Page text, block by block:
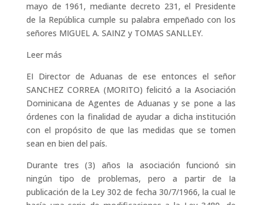
mayo de 1961, mediante decreto 231, el Presidente
de la República cumple su palabra empeñado con los
señores MIGUEL A. SAINZ y TOMAS SANLLEY.
Leer más
EI Director de Aduanas de ese entonces el señor
SANCHEZ CORREA (MORITO) felicitó a Ia Asociación
Dominicana de Agentes de Aduanas y se pone a las
órdenes con la finalidad de ayudar a dicha institución
con el propósito de que las medidas que se tomen
sean en bien del país.
Durante tres (3) años Ia asociación funcionó sin
ningún tipo de problemas, pero a partir de Ia
publicación de la Ley 302 de fecha 30/7/1966, la cual Ie